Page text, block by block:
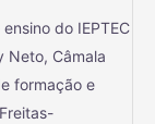
do IEPTEC
Neto, Câmala
formação e